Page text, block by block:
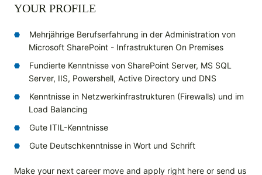
YOUR PROFILE
Mehrjährige Berufserfahrung in der Administration von
Microsoft SharePoint - Infrastrukturen On Premises
Fundierte Kenntnisse von SharePoint Server, MS SQL
Server, IIS, Powershell, Active Directory und DNS
Kenntnisse in Netzwerkinfrastrukturen (Firewalls) und im
Load Balancing
Gute ITIL-Kenntnisse
Gute Deutschkenntnisse in Wort und Schrift
Make your next career move and apply right here or send us